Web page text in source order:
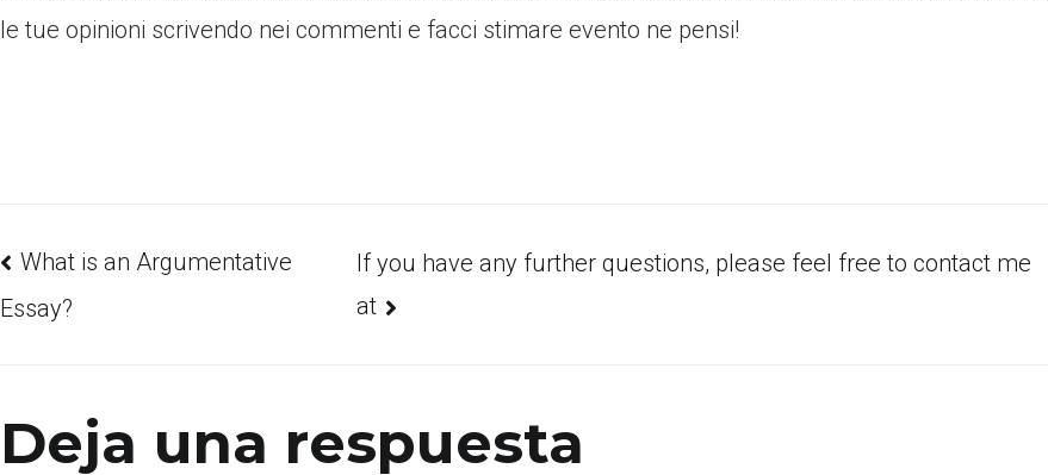
le tue opinioni scrivendo nei commenti e facci stimare evento ne pensi!
What is an Argumentative
Essay?
If you have any further questions, please feel free to contact me
at
Deja una respuesta